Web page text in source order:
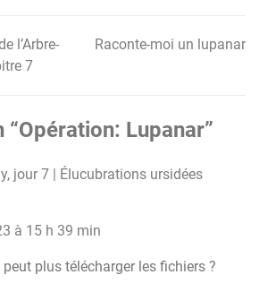
l’Arbre-
7
Raconte-moi un lupanar
“Opération: Lupanar”
jour 7 | Élucubrations ursidées
à 15 h 39 min
peut plus télécharger les fichiers ?